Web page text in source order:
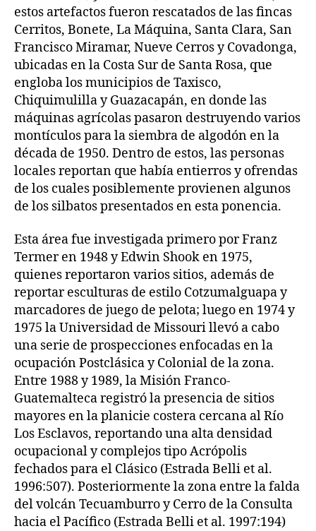
estos artefactos fueron rescatados de las fincas
Cerritos, Bonete, La Máquina, Santa Clara, San
Francisco Miramar, Nueve Cerros y Covadonga,
ubicadas en la Costa Sur de Santa Rosa, que
engloba los municipios de Taxisco,
Chiquimulilla y Guazacapán, en donde las
máquinas agrícolas pasaron destruyendo varios
montículos para la siembra de algodón en la
década de 1950. Dentro de estos, las personas
locales reportan que había entierros y ofrendas
de los cuales posiblemente provienen algunos
de los silbatos presentados en esta ponencia.
Esta área fue investigada primero por Franz
Termer en 1948 y Edwin Shook en 1975,
quienes reportaron varios sitios, además de
reportar esculturas de estilo Cotzumalguapa y
marcadores de juego de pelota; luego en 1974 y
1975 la Universidad de Missouri llevó a cabo
una serie de prospecciones enfocadas en la
ocupación Postclásica y Colonial de la zona.
Entre 1988 y 1989, la Misión Franco-
Guatemalteca registró la presencia de sitios
mayores en la planicie costera cercana al Río
Los Esclavos, reportando una alta densidad
ocupacional y complejos tipo Acrópolis
fechados para el Clásico (Estrada Belli et al.
1996:507). Posteriormente la zona entre la falda
del volcán Tecuamburro y Cerro de la Consulta
hacia el Pacífico (Estrada Belli et al. 1997:194)